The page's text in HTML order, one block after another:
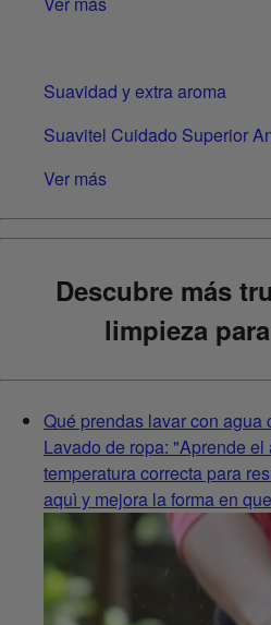
Suavidad y extra aroma
Suavitel Cuidado Superior
Ver más
Descubre más
limpieza
Qué prendas lavar con agua
Lavado de ropa: "Aprende
temperatura correcta para
aquì y mejora la forma en